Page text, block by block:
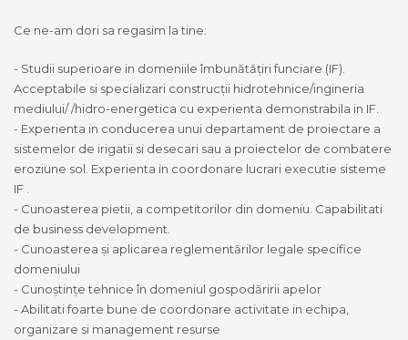
Ce ne-am dori sa regasim la tine:
- Studii superioare in domeniile îmbunătățiri funciare (IF).
Acceptabile si specializari construcții hidrotehnice/ingineria
mediului/ /hidro-energetica cu experienta demonstrabila in IF.
- Experienta in conducerea unui departament de proiectare a
sistemelor de irigatii si desecari sau a proiectelor de combatere
eroziune sol. Experienta in coordonare lucrari executie sisteme
IF .
- Cunoasterea pietii, a competitorilor din domeniu. Capabilitati
de business development.
- Cunoasterea și aplicarea reglementărilor legale specifice
domeniului
- Cunoștințe tehnice în domeniul gospodăririi apelor
- Abilitati foarte bune de coordonare activitate in echipa,
organizare si management resurse